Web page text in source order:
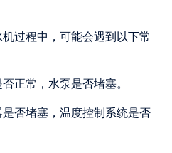
过程中，可能会遇到以下常
正常，水泵是否堵塞。
否堵塞，温度控制系统是否